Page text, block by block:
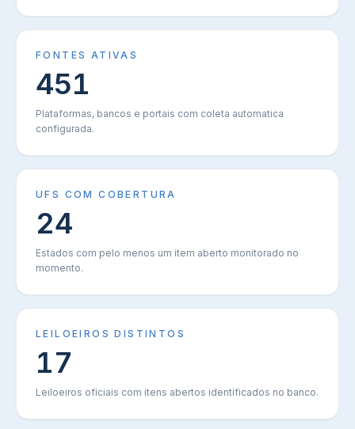
FONTES ATIVAS
451
Plataformas, bancos e portais com coleta automatica
configurada.
UFS COM COBERTURA
24
Estados com pelo menos um item aberto monitorado no
momento.
LEILOEIROS DISTINTOS
17
Leiloeiros oficiais com itens abertos identificados no banco.